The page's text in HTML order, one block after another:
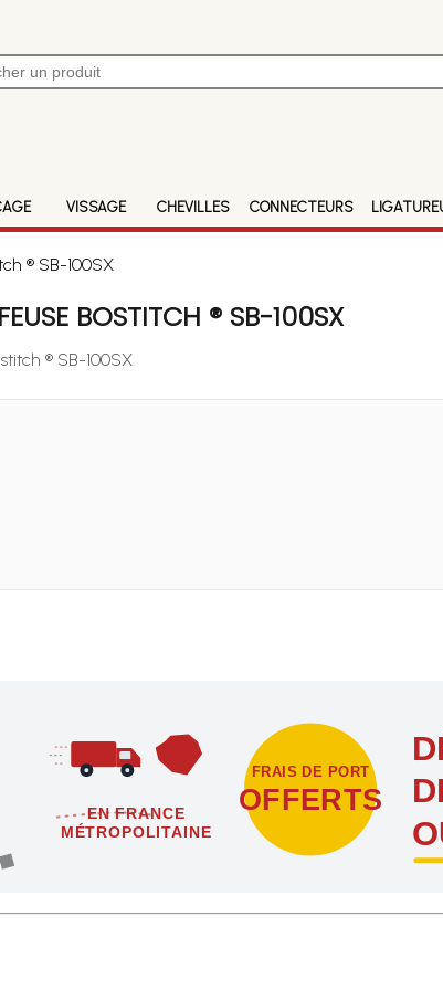
VISSAGE CHEVILLES CONNECTEURS
® SB-100SX
BOSTITCH ® SB-100SX
® SB-100SX
EN FRANCE
MÉTROPOLITAINE
FRAIS DE PORT
OFFERTS
dès l'achat de 4 sachets ou boîtes d'agrafes ou de